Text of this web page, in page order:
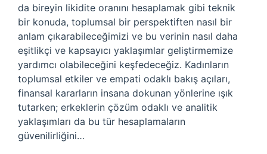
da bireyin likidite oranını hesaplamak gibi teknik
bir konuda, toplumsal bir perspektiften nasıl bir
anlam çıkarabileceğimizi ve bu verinin nasıl daha
eşitlikçi ve kapsayıcı yaklaşımlar geliştirmemize
yardımcı olabileceğini keşfedeceğiz. Kadınların
toplumsal etkiler ve empati odaklı bakış açıları,
finansal kararların insana dokunan yönlerine ışık
tutarken; erkeklerin çözüm odaklı ve analitik
yaklaşımları da bu tür hesaplamaların
güvenilirliğini…